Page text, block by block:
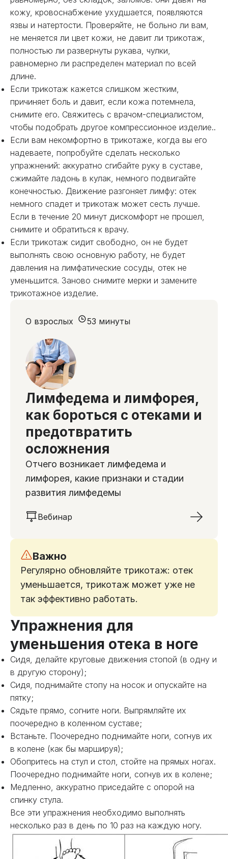
кожу, кровоснабжение ухудшается, появляются
язвы и натертости. Проверяйте, не больно ли вам,
не меняется ли цвет кожи, не давит ли трикотаж,
полностью ли развернуты рукава, чулки,
равномерно ли распределен материал по всей
длине.
Если трикотаж кажется слишком жестким,
причиняет боль и давит, если кожа потемнела,
снимите его. Свяжитесь с врачом-специалистом,
чтобы подобрать другое компрессионное изделие..
Если вам некомфортно в трикотаже, когда вы его
надеваете, попробуйте сделать несколько
упражнений: аккуратно сгибайте руку в суставе,
сжимайте ладонь в кулак, немного подвигайте
конечностью. Движение разгоняет лимфу: отек
немного спадет и трикотаж может сесть лучше.
Если в течение 20 минут дискомфорт не прошел,
снимите и обратиться к врачу.
Если трикотаж сидит свободно, он не будет
выполнять свою основную работу, не будет
давления на лимфатические сосуды, отек не
уменьшится. Заново снимите мерки и замените
трикотажное изделие.
Лимфедема и лимфорея,
как бороться с отеками и
предотвратить
осложнения
Отчего возникает лимфедема и
лимфорея, какие признаки и стадии
развития лимфедемы
О взрослых
Вебинар
53 минуты
Важно
Регулярно обновляйте трикотаж: отек
уменьшается, трикотаж может уже не
так эффективно работать.
Упражнения для
уменьшения отека в ноге
Сидя, делайте круговые движения стопой (в одну и
в другую сторону);
Сидя, поднимайте стопу на носок и опускайте на
пятку;
Сядьте прямо, согните ноги. Выпрямляйте их
поочередно в коленном суставе;
Встаньте. Поочередно поднимайте ноги, согнув их
в колене (как бы маршируя);
Обопритесь на стул и стол, стойте на прямых ногах.
Поочередно поднимайте ноги, согнув их в колене;
Медленно, аккуратно приседайте с опорой на
спинку стула.
Все эти упражнения необходимо выполнять
несколько раз в день по 10 раз на каждую ногу.